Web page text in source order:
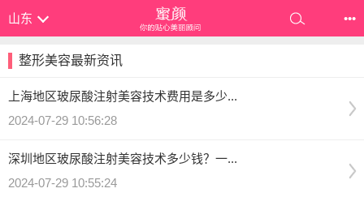
山东 •••
整形美容最新资讯
上海地区玻尿酸注射美容技术费用是多少...
2024-07-29 10:56:28
深圳地区玻尿酸注射美容技术多少钱？一...
2024-07-29 10:55:24